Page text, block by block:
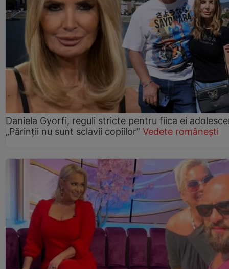
Daniela Gyorfi, reguli stricte pentru fiica ei
„Părinții nu sunt sclavii copiilor” Vedete românești